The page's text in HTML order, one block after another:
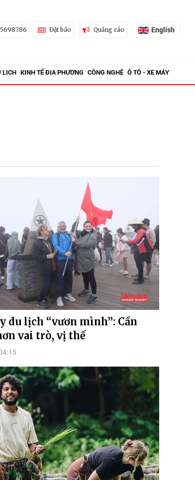
Đặt báo Quảng cáo English
LỊCH KINH TẾ ĐỊA PHƯƠNG CÔNG NGHỆ Ô TÔ - XE MÁY
du lịch “vươn mình”: Cần
vai trò, vị thế